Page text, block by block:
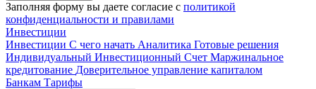
Заполняя форму вы даете согласие с политикой
конфиденциальности и правилами
Инвестиции
Инвестиции С чего начать Аналитика Готовые решения
Индивидуальный Инвестиционный Счет Маржинальное
кредитование Доверительное управление капиталом
Банкам Тарифы